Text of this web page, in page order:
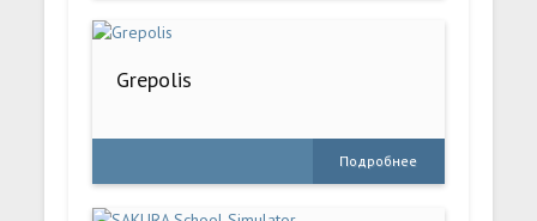
Grepolis
Подробнее